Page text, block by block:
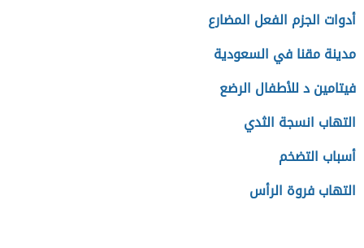
أدوات الجزم الفعل المضارع
مدينة مقنا في السعودية
فيتامين د للأطفال الرضع
التهاب انسجة الثدي
أسباب التضخم
التهاب فروة الرأس